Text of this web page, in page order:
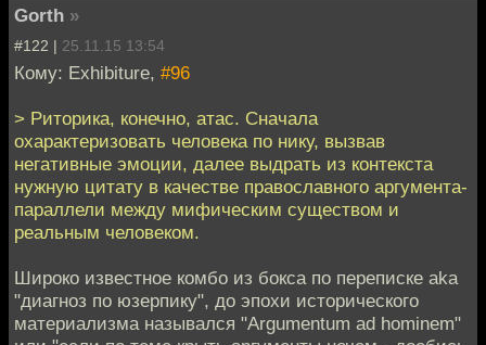
Gorth »
#122 | 25.11.15 13:54
Кому: Exhibiture, #96
> Риторика, конечно, атас. Сначала
охарактеризовать человека по нику, вызвав
негативные эмоции, далее выдрать из контекста
нужную цитату в качестве православного аргумента-
параллели между мифическим существом и
реальным человеком.
Широко известное комбо из бокса по переписке aka
"диагноз по юзерпику", до эпохи исторического
материализма назывался "Argumentum ad hominem"